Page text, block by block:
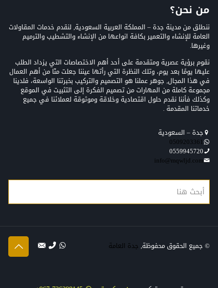
من نحن؟
ننطلق من مدينة جدة – المملكة العربية السعودية, لنقدم خدمات المقاولات
العامة للإنشاء والتعمير بكافة انواعها من الإنشاء والتشطيب والترميم
وغيرها.
نقوم برؤية عصرية ومتقدمة على أحد أهم الاختصاصات التي يزداد الطلب
عليها يومًا بعد يوم، وتلك النظرة التي رأتها عيننا جعلت منّا من أهم العمال
في هذا المجال, جوهر عملنا هو التصميم والتركيب بخبرتنا الواسعة، فلدينا
مجموعة كاملة من المهارات من تصميم الفكرة إلى التثبيت في الموقع
وكذلك فأننا نقدم حلول اقتصادية وخلاقة وموثوقة لعملائنا في جميع
خدماتنا المقدمة .
جدة – السعودية
0509203361‬‏‬‏
0559945720
info@mqwljd.com
© جميع الحقوق محفوظة, جدة العامة